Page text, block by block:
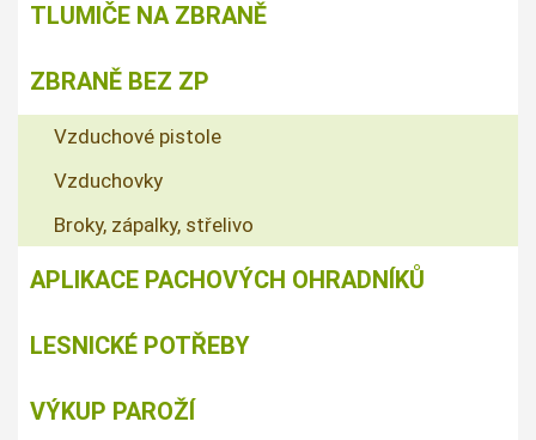
TLUMIČE NA ZBRANĚ
ZBRANĚ BEZ ZP
Vzduchové pistole
Vzduchovky
Broky, zápalky, střelivo
APLIKACE PACHOVÝCH OHRADNÍKŮ
LESNICKÉ POTŘEBY
VÝKUP PAROŽÍ